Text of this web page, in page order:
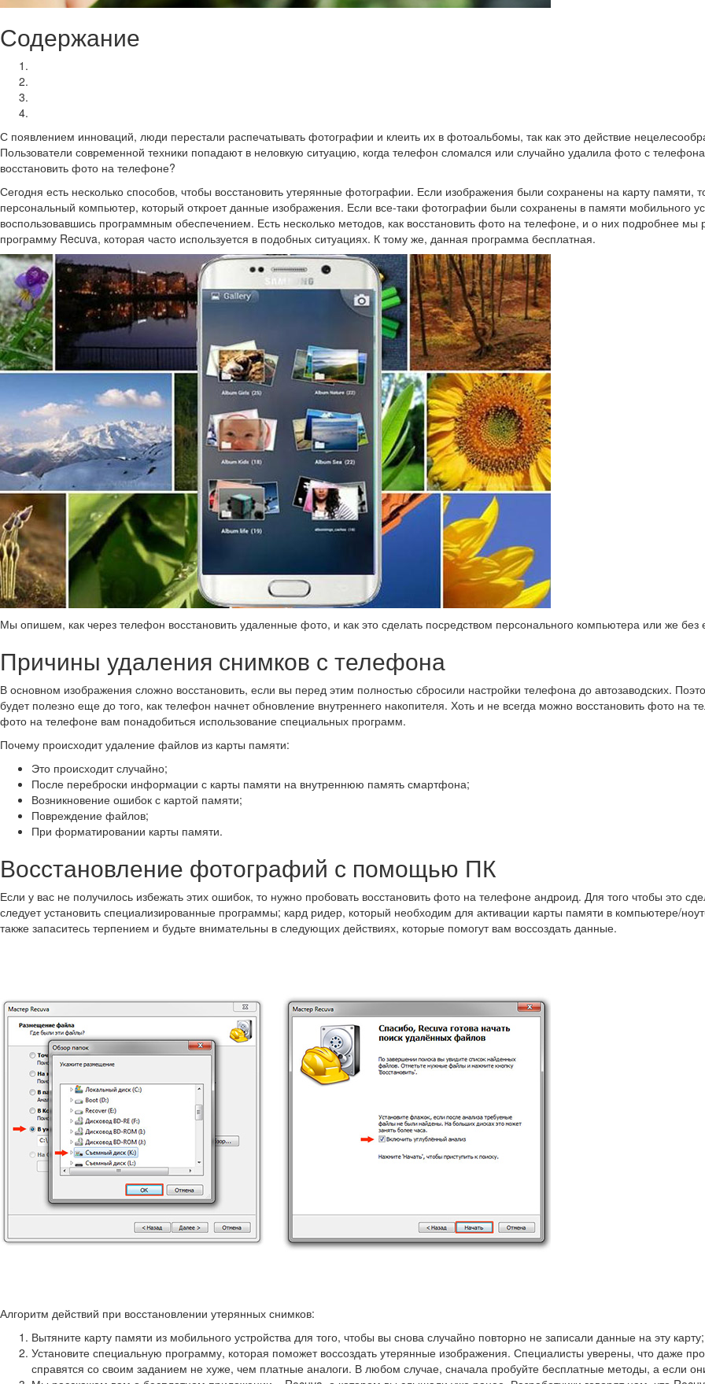
Содержание
С появлением инноваций, люди перестали распечатывать фотографии и клеить их в фотоальбомы, так как это действие
Пользователи современной техники попадают в неловкую ситуацию, когда телефон сломался или случайно удалила фото с
восстановить фото на телефоне?
Сегодня есть несколько способов, чтобы восстановить утерянные фотографии. Если изображения были сохранены на карту памяти,
персональный компьютер, который откроет данные изображения. Если все-таки фотографии были сохранены в памяти мобильного
воспользовавшись программным обеспечением. Есть несколько методов, как восстановить фото на телефоне, и о них подробнее
программу Recuva, которая часто используется в подобных ситуациях. К тому же, данная программа бесплатная.
Мы опишем, как через телефон восстановить удаленные фото, и как это сделать посредством персонального компьютера или же без
Причины удаления снимков с телефона
В основном изображения сложно восстановить, если вы перед этим полностью сбросили настройки телефона до автозаводских.
будет полезно еще до того, как телефон начнет обновление внутреннего накопителя. Хоть и не всегда можно восстановить фото на
фото на телефоне вам понадобиться использование специальных программ.
Почему происходит удаление файлов из карты памяти:
Это происходит случайно;
После переброски информации с карты памяти на внутреннюю память смартфона;
Возникновение ошибок с картой памяти;
Повреждение файлов;
При форматировании карты памяти.
Восстановление фотографий с помощью ПК
Если у вас не получилось избежать этих ошибок, то нужно пробовать восстановить фото на телефоне андроид. Для того чтобы это
следует установить специализированные программы; кард ридер, который необходим для активации карты памяти в компьютере/
также запаситесь терпением и будьте внимательны в следующих действиях, которые помогут вам воссоздать данные.
Алгоритм действий при восстановлении утерянных снимков:
Вытяните карту памяти из мобильного устройства для того, чтобы вы снова случайно повторно не записали данные на эту карту;
Установите специальную программу, которая поможет воссоздать утерянные изображения. Специалисты уверены, что даже
справятся со своим заданием не хуже, чем платные аналоги. В любом случае, сначала пробуйте бесплатные методы, а если